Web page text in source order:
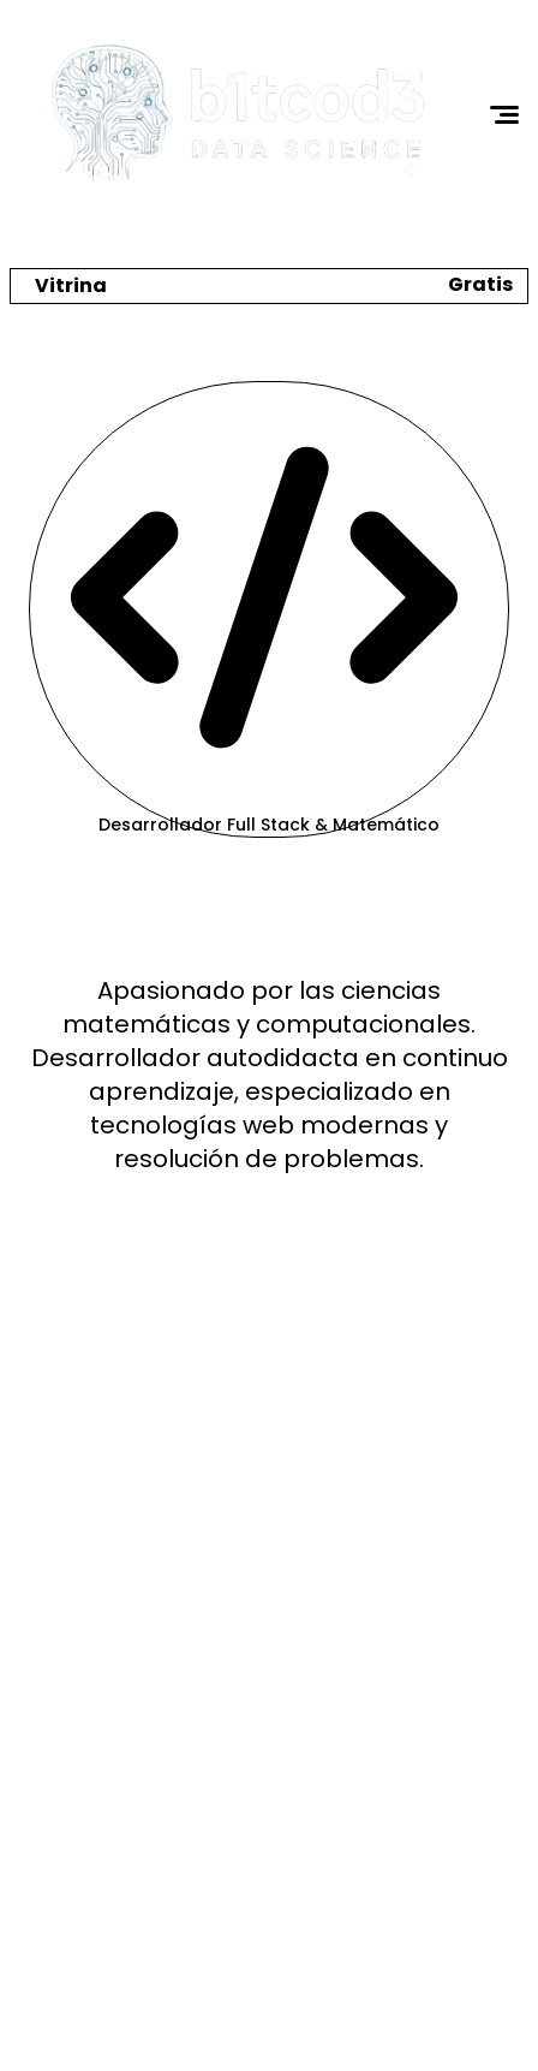
Ciencia de Datos
Programación
Acerca de Mi
Vitrina Gratis
Desarrollador Full Stack & Matemático
Apasionado por las ciencias
matemáticas y computacionales.
Desarrollador autodidacta en continuo
aprendizaje, especializado en
tecnologías web modernas y
resolución de problemas.